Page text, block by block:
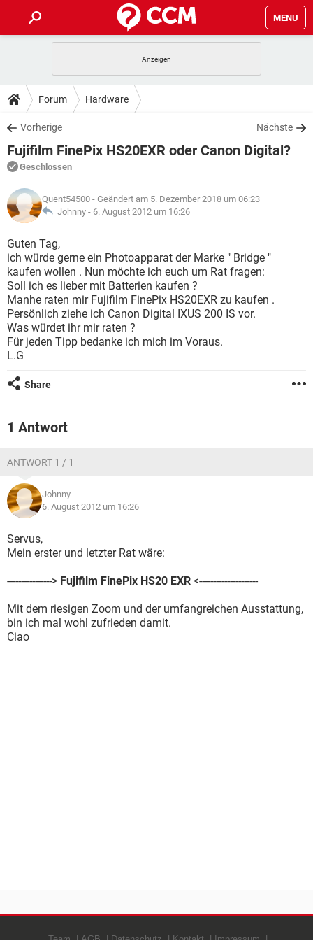
MENU
ANDROID
WINDOWS 10
WHATSAPP TIKTOK
FACEBOOK
TIPPS & TRICKS
SPIELE
WINDOWS 10
WHATSAPP
FACEBOOK HARDWARE
DOWNLOADS
SPIELE STREAMING
ANDROID
WINDOWS 10 INSTAGRAM
WHATSAPP
FACEBOOK
FORUM
SPIELE
ANDROID IOS
WHATSAPP TIKTOK
FACEBOOK HARDWARE
LEXIKON
SPIELE
ANDROID
WINDOWS 10 INSTAGRAM
WHATSAPP TIKTOK
FACEBOOK HARDWARE
Forum Hardware
Vorherige Nächste
Fujifilm FinePix HS20EXR oder Canon Digital?
Geschlossen
Quent54500 - Geändert am 5. Dezember 2018 um 06:23
Johnny - 6. August 2012 um 16:26
Guten Tag,
ich würde gerne ein Photoapparat der Marke " Bridge "
kaufen wollen . Nun möchte ich euch um Rat fragen:
Soll ich es lieber mit Batterien kaufen ?
Manhe raten mir Fujifilm FinePix HS20EXR zu kaufen .
Persönlich ziehe ich Canon Digital IXUS 200 IS vor.
Was würdet ihr mir raten ?
Für jeden Tipp bedanke ich mich im Voraus.
L.G
Share
1 Antwort
ANTWORT 1 / 1
Johnny
6. August 2012 um 16:26
Servus,
Mein erster und letzter Rat wäre:
----------------> Fujifilm FinePix HS20 EXR <---------------------
Mit dem riesigen Zoom und der umfangreichen Ausstattung,
bin ich mal wohl zufrieden damit.
Ciao